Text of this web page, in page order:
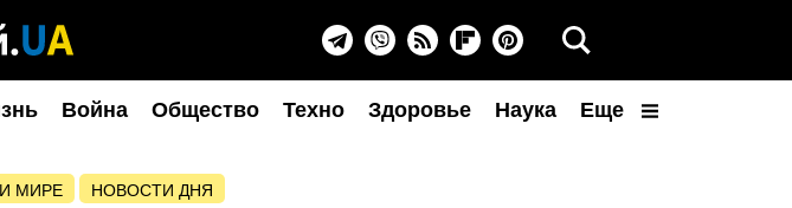
Война Общество Техно Здоровье Наука Еще
МИРЕ НОВОСТИ ДНЯ